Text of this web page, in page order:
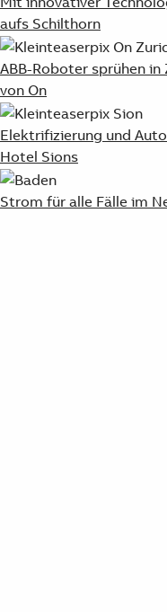
aufs Schilthorn
ABB-Roboter sprühen
von On
Elektrifizierung und
Hotel Sions
Strom für alle Fälle im